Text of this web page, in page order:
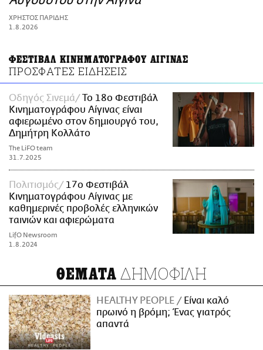
ΑΜΠΑ
PRINT
ΧΡΗΣΤΟΣ ΠΑΡΙΔΗΣ
1.8.2026
ΦΕΣΤΙΒΑΛ ΚΙΝΗΜΑΤΟΓΡΑΦΟΥ ΑΙΓΙΝΑΣ
ΠΡΟΣΦΑΤΕΣ ΕΙΔΗΣΕΙΣ
Οδηγός Σινεμά
Το 18ο Φεστιβάλ
Κινηματογράφου Αίγινας είναι
αφιερωμένο στον δημιουργό του,
Δημήτρη Κολλάτο
The LiFO team
31.7.2025
Πολιτισμός
17ο Φεστιβάλ
Κινηματογράφου Αίγινας με
καθημερινές προβολές ελληνικών
ταινιών και αφιερώματα
LifO Newsroom
1.8.2024
ΘΕΜΑΤΑ ΔΗΜΟΦΙΛΗ
HEALTHY PEOPLE
Είναι καλό
πρωινό η βρόμη; Ένας γιατρός
απαντά